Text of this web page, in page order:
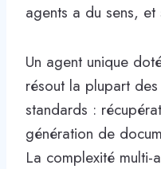
agents a du sens, et
Un agent unique
résout la plupart des
standards :
génération de
La complexité multi-